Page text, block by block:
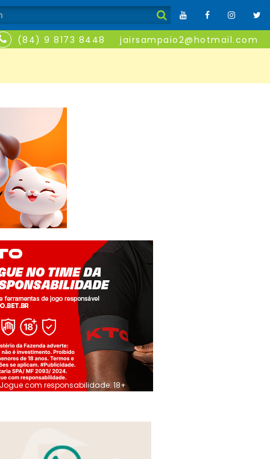
(84) 9 8173 8448 jairsampaio2@hotmail.com
Jogue com responsabilidade. 18+